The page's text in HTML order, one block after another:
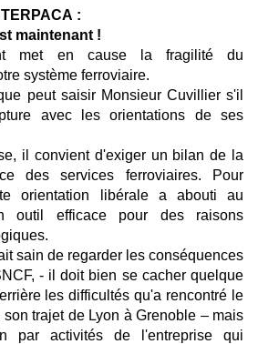
:
maintenant !
met en cause la fragilité du
système ferroviaire.
peut saisir Monsieur Cuvillier s'il
avec les orientations de ses
il convient d'exiger un bilan de la
des services ferroviaires. Pour
orientation libérale a abouti au
outil efficace pour des raisons
sain de regarder les conséquences
- il doit bien se cacher quelque
les difficultés qu'a rencontré le
trajet de Lyon à Grenoble – mais
par activités de l'entreprise qui